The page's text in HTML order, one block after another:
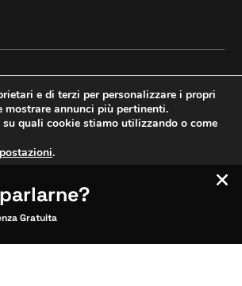
siti web
e di terzi per personalizzare i propri
mostrare annunci più pertinenti.
quali cookie stiamo utilizzando o come
.
Gratuita